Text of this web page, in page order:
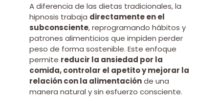
A diferencia de las dietas tradicionales, la
hipnosis trabaja directamente en el
subconsciente, reprogramando hábitos y
patrones alimenticios que impiden perder
peso de forma sostenible. Este enfoque
permite reducir la ansiedad por la
comida, controlar el apetito y mejorar la
relación con la alimentaciónde una
manera natural y sin esfuerzo consciente.